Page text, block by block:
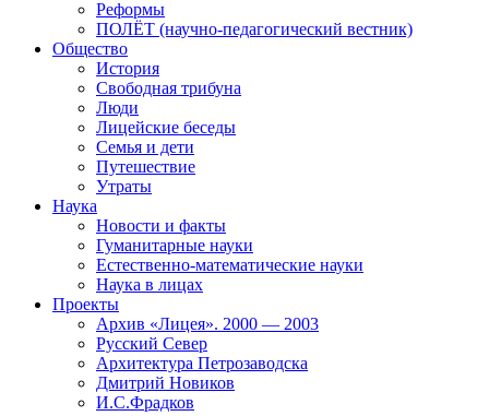
Реформы
ПОЛЁТ (научно-педагогический вестник)
Общество
История
Свободная трибуна
Люди
Лицейские беседы
Семья и дети
Путешествие
Утраты
Наука
Новости и факты
Гуманитарные науки
Естественно-математические науки
Наука в лицах
Проекты
Архив «Лицея». 2000 — 2003
Русский Север
Архитектура Петрозаводска
Дмитрий Новиков
И.С.Фрадков